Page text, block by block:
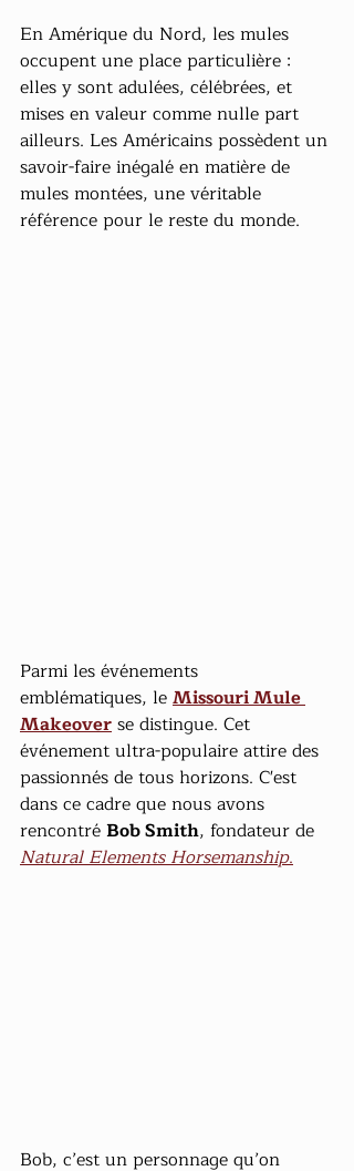
En Amérique du Nord, les mules
occupent une place particulière :
elles y sont adulées, célébrées, et
mises en valeur comme nulle part
ailleurs. Les Américains possèdent un
savoir-faire inégalé en matière de
mules montées, une véritable
référence pour le reste du monde.
Parmi les événements
emblématiques, le Missouri Mule
Makeover se distingue. Cet
événement ultra-populaire attire des
passionnés de tous horizons. C'est
dans ce cadre que nous avons
rencontré Bob Smith, fondateur de
Natural Elements Horsemanship.
Bob, c’est un personnage qu’on